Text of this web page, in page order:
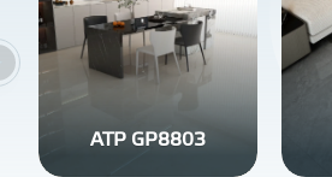
ATP GP8803